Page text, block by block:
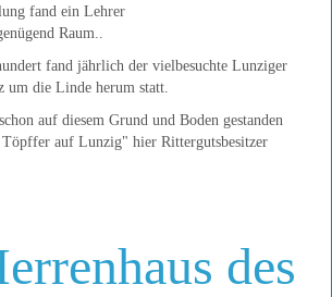
fand ein Lehrer
Raum..
fand jährlich der vielbesuchte Lunziger
um die Linde herum statt.
auf diesem Grund und Boden gestanden
Töpffer auf Lunzig" hier Rittergutsbesitzer
des